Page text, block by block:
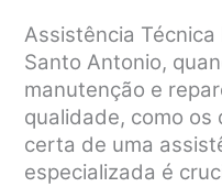
Assistência Técnica
Santo Antonio,
manutenção e
qualidade, como os
certa de uma
especializada é